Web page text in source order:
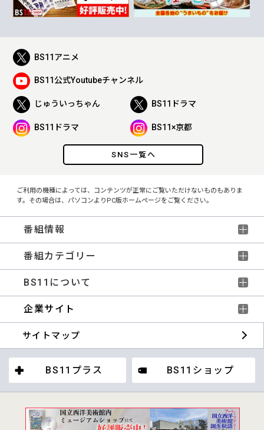
SNS一覧へ
BS11アニメ
BS11公式Youtubeチャンネル
じゅういっちゃん BS11ドラマ
BS11ドラマ BS11×京都
ご利用の機種によっては、コンテンツが正常にご覧いただけないものもありま
す。その場合は、パソコンよりPC版ホームページをご覧ください。
番組情報
番組カテゴリー
BS11について
企業サイト
サイトマップ
BS11プラス BS11ショップ